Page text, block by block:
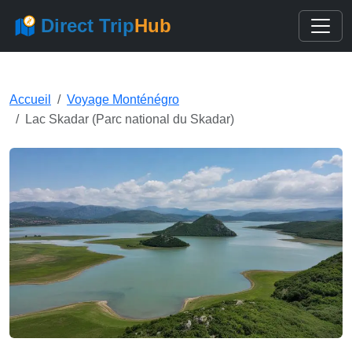
Direct TripHub
Accueil
Voyage Monténégro
Lac Skadar (Parc national du Skadar)